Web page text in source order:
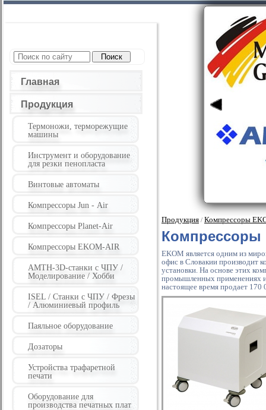
Главная
Продукция
Термоножи, терморежущие
машины
Инструмент и оборудование
для резки пенопласта
Винтовые автоматы
Компрессоры Jun - Air
Компрессоры Planet-Air
Компрессоры EKOM-AIR
AMTH-3D-станки с ЧПУ /
Моделирование / Хобби
ISEL / Станки с ЧПУ / Фрезы
/ Алюминиевый профиль
Паяльное оборудование
Дозаторы
Устройства трафаретной
печати
Оборудование для
производства печатных плат
Продукция / Компрессоры
Компрессоры
EKOM является одним из
офис в Словакии производит
установки. На основе этих
промышленных применениях и
настоящее время продает